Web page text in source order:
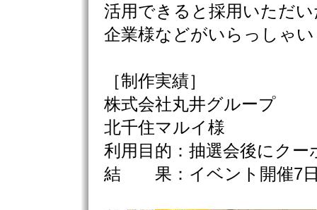
活用できると採用いただい
企業様などがいらっしゃ
［制作実績］
株式会社丸井グループ
北千住マルイ様
利用目的：抽選会後にク
結 果：イベント開催7日